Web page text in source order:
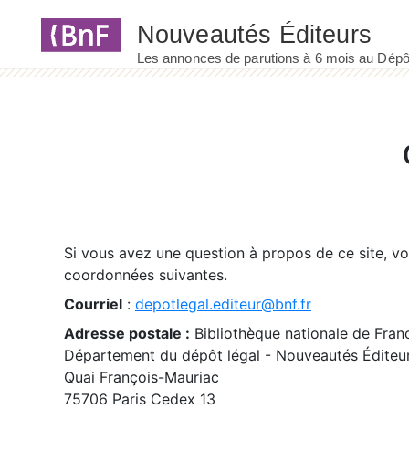
Si vous avez une question à propos de ce site,
coordonnées suivantes.
Courriel : depotlegal.editeur@bnf.fr
Adresse postale : Bibliothèque nationale de
Département du dépôt légal - Nouveautés
Quai François-Mauriac
75706 Paris Cedex 13